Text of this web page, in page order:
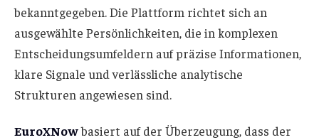
bekanntgegeben. Die Plattform richtet sich an
ausgewählte Persönlichkeiten, die in komplexen
Entscheidungsumfeldern auf präzise Informationen,
klare Signale und verlässliche analytische
Strukturen angewiesen sind.
EuroXNowbasiert auf der Überzeugung, dass der